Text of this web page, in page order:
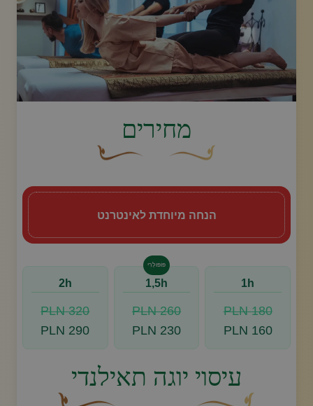
מחירים
הנחה מיוחדת לאינטרנט
1h
180 PLN
160 PLN
פּוֹפּוּלָרִי
1,5h
260 PLN
230 PLN
2h
320 PLN
290 PLN
עיסוי יוגה תאילנדי